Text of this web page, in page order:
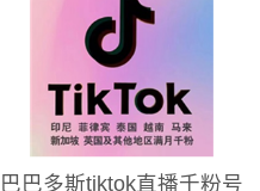
巴巴多斯tiktok直播千粉号